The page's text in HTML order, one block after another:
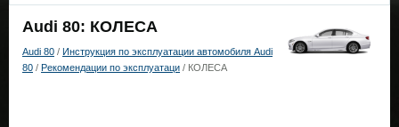
Audi 80: КОЛЕСА
Audi 80 / Инструкция по эксплуатации автомобиля Audi
80 / Рекомендации по эксплуатаци / КОЛЕСА